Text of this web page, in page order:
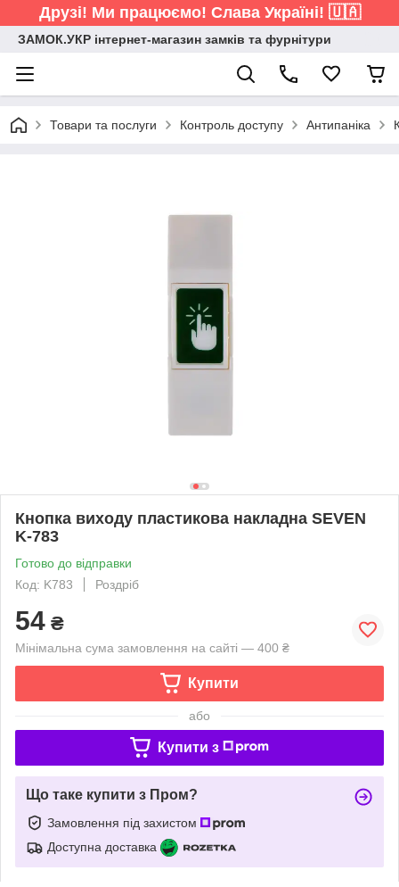
Друзі! Ми працюємо! Слава Україні! 🇺🇦
ЗАМОК.УКР інтернет-магазин замків та фурнітури
Товари та послуги Контроль доступу Антипаніка
Кнопка виходу пластикова накладна SEVEN
K-783
Готово до відправки
Код: K783
Роздріб
54 ₴
Мінімальна сума замовлення на сайті — 400 ₴
Купити
або
Купити з
Що таке купити з Пром?
Замовлення під захистом
Доступна доставка